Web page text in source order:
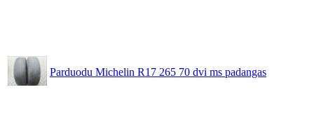
Parduodu Michelin R17 265 70 dvi ms padangas